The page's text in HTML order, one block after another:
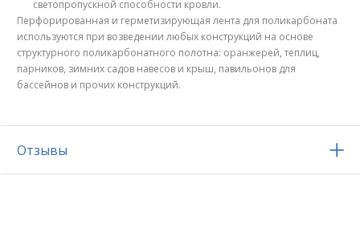
светопропускной способности кровли.
Перфорированная и герметизирующая лента для поликарбоната
используются при возведении любых конструкций на основе
структурного поликарбонатного полотна: оранжерей, теплиц,
парников, зимних садов навесов и крыш, павильонов для
бассейнов и прочих конструкций.
Отзывы